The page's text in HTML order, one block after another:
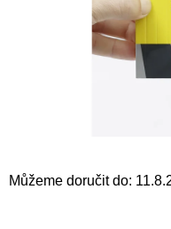
Můžeme doručit do:
HLEDAT
p
o